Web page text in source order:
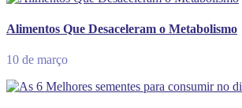
Alimentos Que Desaceleram o Metabolismo
10 de março